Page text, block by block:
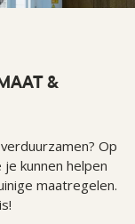
&
Op
kunnen helpen
maatregelen.